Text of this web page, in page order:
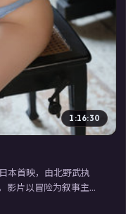
1:16:30
本首映，由北野武执
影片以冒险为叙事主
活过“真实”的一天；摄